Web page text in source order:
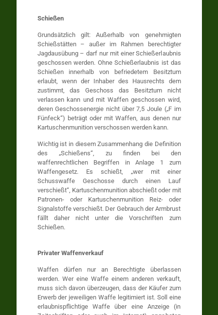
Schießen
Grundsätzlich gilt: Außerhalb von genehmigten
Schießstätten – außer im Rahmen berechtigter
Jagdausübung – darf nur mit einer Schießerlaubnis
geschossen werden. Ohne Schießerlaubnis ist das
Schießen innerhalb von befriedetem Besitztum
erlaubt, wenn der Inhaber des Hausrechts dem
zustimmt, das Geschoss das Besitztum nicht
verlassen kann und mit Waffen geschossen wird,
deren Geschossenergie nicht über 7,5 Joule („F im
Fünfeck“) beträgt oder mit Waffen, aus denen nur
Kartuschenmunition verschossen werden kann.
Wichtig ist in diesem Zusammenhang die Definition
des „Schießens“, zu finden bei den
waffenrechtlichen Begriffen in Anlage 1 zum
Waffengesetz. Es schießt, „wer mit einer
Schusswaffe Geschosse durch einen Lauf
verschießt“, Kartuschenmunition abschießt oder mit
Patronen- oder Kartuschenmunition Reiz- oder
Signalstoffe verschießt. Der Gebrauch der Armbrust
fällt daher nicht unter die Vorschriften zum
Schießen.
Privater Waffenverkauf
Waffen dürfen nur an Berechtigte überlassen
werden. Wer eine Waffe einem anderen verkauft,
muss sich davon überzeugen, dass der Käufer zum
Erwerb der jeweiligen Waffe legitimiert ist. Soll eine
erlaubnispflichtige Waffe über eine Anzeige (in